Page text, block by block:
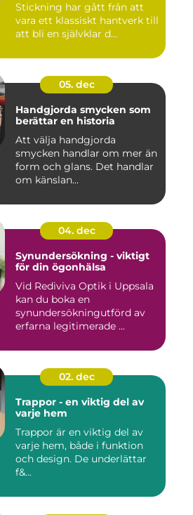
Stickning har gått från att
vara ett klassiskt hantverk till
att bli en självklar d...
05. dec
Handgjorda smycken som
berättar en historia
Att välja handgjorda
smycken handlar om mer än
form och glans. Det handlar
om känslan...
04. dec
Synundersökning - viktigt
för din ögonhälsa
Vid Rediviva Optik i Uppsala
kan du boka en
synundersökningutförd av
erfarna legitimerade ...
02. dec
Trappor - en viktig del av
varje hem
Trappor är en viktig del av
varje hem, både i funktion
och design. De underlättar
f&...